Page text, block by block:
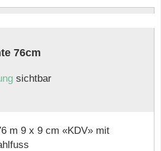
76cm
sichtbar
m 9 x 9 cm «KDV» mit